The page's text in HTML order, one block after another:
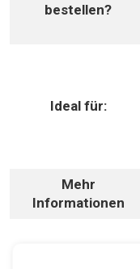
bestellen?
Ideal für:
Mehr
Informationen